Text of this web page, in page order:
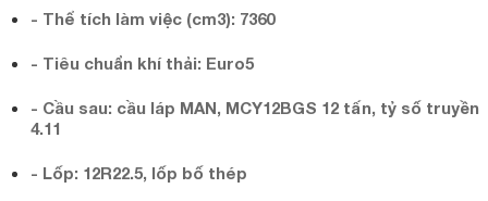
- Thể tích làm việc (cm3): 7360
- Tiêu chuẩn khí thải: Euro5
- Cầu sau: cầu láp MAN, MCY12BGS 12 tấn, tỷ số truyền
4.11
- Lốp: 12R22.5, lốp bố thép